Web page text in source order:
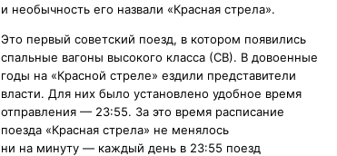
и необычность его назвали «Красная стрела».
Это первый советский поезд, в котором появились
спальные вагоны высокого класса (СВ). В довоенные
годы на «Красной стреле» ездили представители
власти. Для них было установлено удобное время
отправления — 23:55. За это время расписание
поезда «Красная стрела» не менялось
ни на минуту — каждый день в 23:55 поезд